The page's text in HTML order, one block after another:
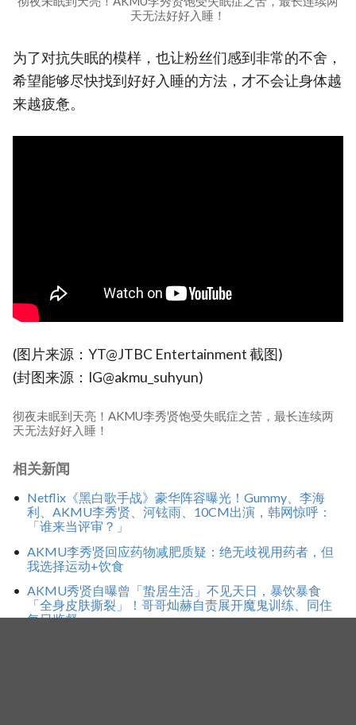
天无法好好入睡！
为了对抗失眠的模样，也让粉丝们感到非常的不舍，
希望能够尽快找到好好入睡的方法，才不会让身体越
来越疲惫。
(图片来源：YT@JTBC Entertainment 截图)
(封图来源：IG@akmu_suhyun)
彻夜未眠到天亮！AKMU李秀贤饱受失眠症之苦，最长连续两
天无法好好入睡！
相关新闻
Netflix《黑白歌手战》豪华阵容曝光！Gummy、李海
利、AKMU李秀贤、河铉雨、10CM出演，韩网惊呼：
「谁来当评审？」
AKMU李秀贤回应药物减肥质疑：绝无歧视用药者，但
我选择运动+饮食
AKMU秀贤自曝曾「蛰居生活」不见天日，暴饮暴食
「全身皮肤撕裂」！哥哥灿赫自责展开魔鬼训练、同住
每日监督